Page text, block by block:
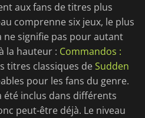
aux fans de titres plus
comprenne six jeux, le plus
ne signifie pas pour autant
la hauteur : Commandos :
titres classiques deSudden
pour les fans du genre.
été inclus dans différents
peut-être déjà. Le niveau